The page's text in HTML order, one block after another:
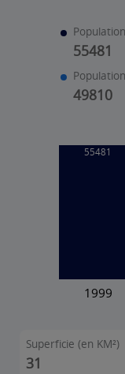
55481
49810
Superficie (en KM²)
31